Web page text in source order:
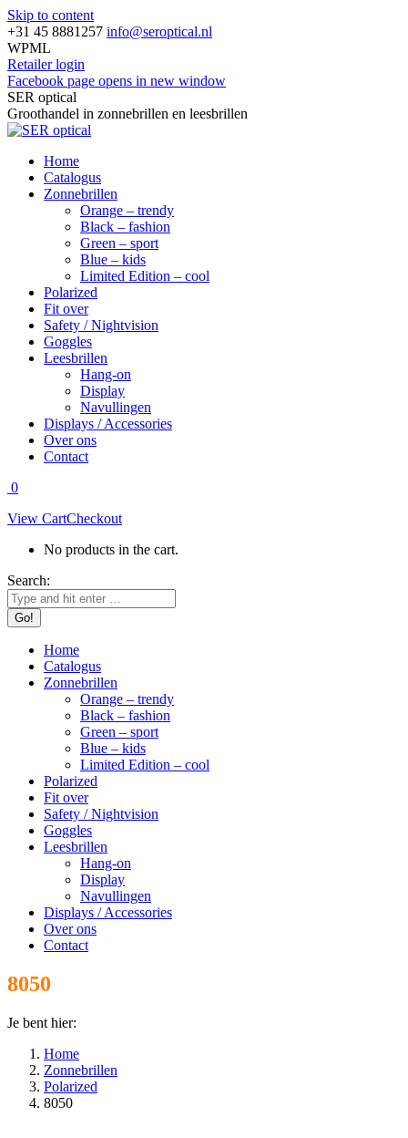
Skip to content
+31 45 8881257 info@seroptical.nl
WPML
Retailer login
Facebook page opens in new window
SER optical
Groothandel in zonnebrillen en leesbrillen
Home
Catalogus
Zonnebrillen
Orange – trendy
Black – fashion
Green – sport
Blue – kids
Limited Edition – cool
Polarized
Fit over
Safety / Nightvision
Goggles
Leesbrillen
Hang-on
Display
Navullingen
Displays / Accessories
Over ons
Contact
0
View CartCheckout
No products in the cart.
Search:
Home
Catalogus
Zonnebrillen
Orange – trendy
Black – fashion
Green – sport
Blue – kids
Limited Edition – cool
Polarized
Fit over
Safety / Nightvision
Goggles
Leesbrillen
Hang-on
Display
Navullingen
Displays / Accessories
Over ons
Contact
8050
Je bent hier:
Home
Zonnebrillen
Polarized
8050